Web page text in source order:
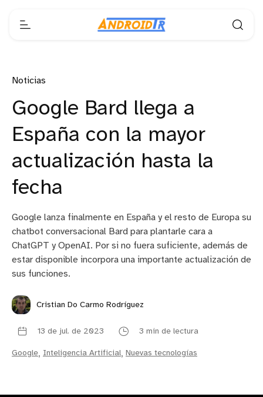
Noticias
Google Bard llega a
España con la mayor
actualización hasta la
fecha
Google lanza finalmente en España y el resto de Europa su
chatbot conversacional Bard para plantarle cara a
ChatGPT y OpenAI. Por si no fuera suficiente, además de
estar disponible incorpora una importante actualización de
sus funciones.
Cristian Do Carmo Rodríguez
13 de jul. de 2023 3 min de lectura
Google, Inteligencia Artificial, Nuevas tecnologías